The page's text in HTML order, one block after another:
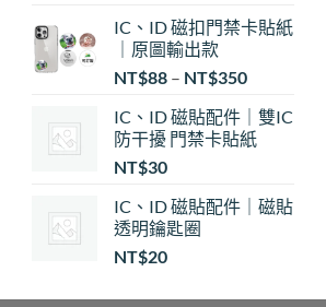
範
NT$30
NT$35
IC、ID 磁扣門禁卡貼紙
｜原圖輸出款
NT$88 – NT$350
IC、ID 磁貼配件｜雙IC
防干擾 門禁卡貼紙
NT$30
IC、ID 磁貼配件｜磁貼
透明鑰匙圈
NT$20